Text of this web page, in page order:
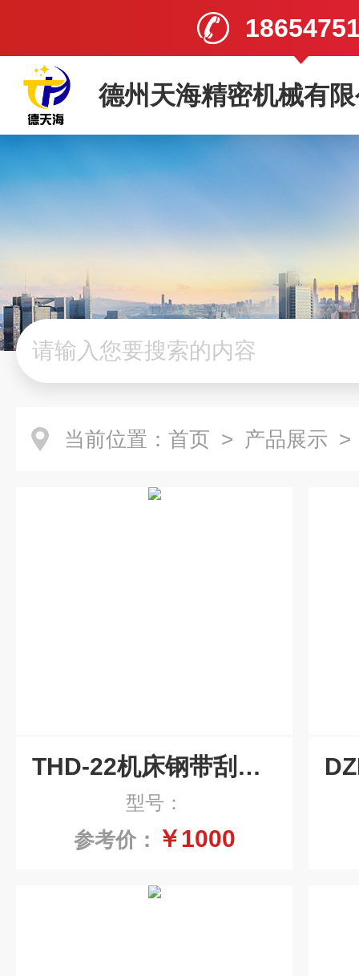
德州天海精密机械有
当前位置： 首页 > 产品展示
THD-22机床钢带刮油机浮油回收撇油机
型号：
参考价： ￥1000